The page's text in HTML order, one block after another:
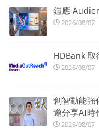
鎧應
2026/08/07
HDBank 取
2026/08/07
創智動能強
邀分享AI時
2026/08/07